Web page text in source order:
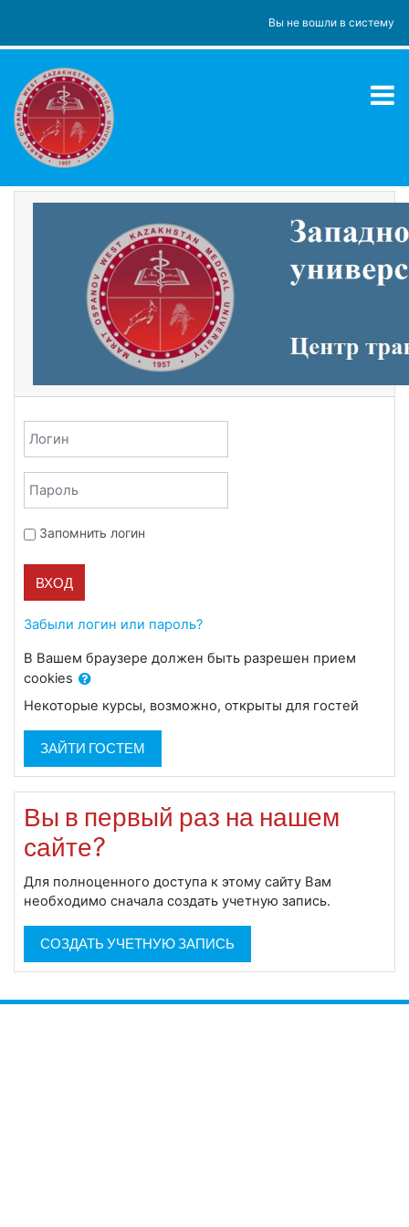
Вы не вошли в систему
Логин
Пароль
Запомнить логин
ВХОД
Забыли логин или пароль?
В Вашем браузере должен быть разрешен прием
cookies
Некоторые курсы, возможно, открыты для гостей
ЗАЙТИ ГОСТЕМ
Вы в первый раз на нашем
сайте?
Для полноценного доступа к этому сайту Вам
необходимо сначала создать учетную запись.
СОЗДАТЬ УЧЕТНУЮ ЗАПИСЬ